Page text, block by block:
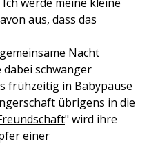
aus, dass das
Nacht
dabei schwanger
frühzeitig in Babypause
übrigens in die
" wird ihre
einer